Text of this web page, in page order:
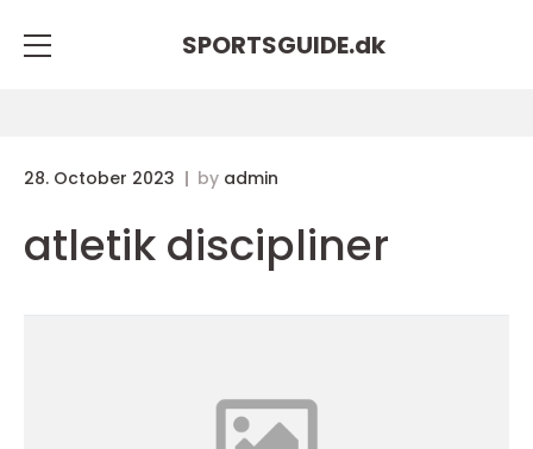
SPORTSGUIDE.dk
28. October 2023 by admin
atletik discipliner